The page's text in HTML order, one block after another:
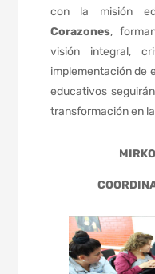
con la misión
Corazones,
visión integral,
implementación de
educativos
transformación en